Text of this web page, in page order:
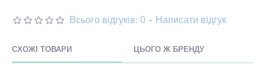
Всього відгуків: 0 - Написати відгук
СХОЖІ ТОВАРИ ЦЬОГО Ж БРЕНДУ